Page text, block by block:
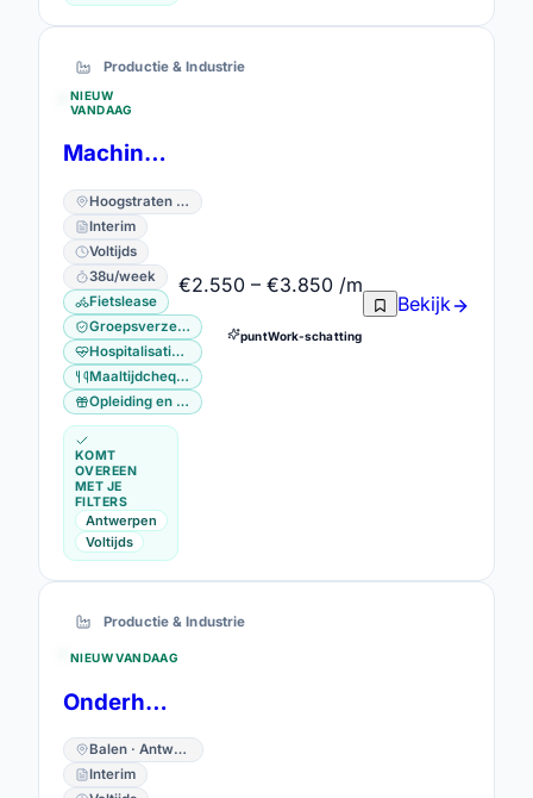
Productie & Industrie
NIEUW
VANDAAG
Machine operator
Hoogstraten · Antwerpen
Interim
Voltijds
38u/week
Fietslease
Groepsverzekering
Hospitalisatieverzekering
Maaltijdcheques
Opleiding en vorming
KOMT
OVEREEN
MET JE
FILTERS
Antwerpen
Voltijds
€2.550 – €3.850 /m
puntWork-schatting
Bekijk
Productie & Industrie
NIEUW VANDAAG
Onderhoudsmechanicus
Balen · Antwerpen
Interim